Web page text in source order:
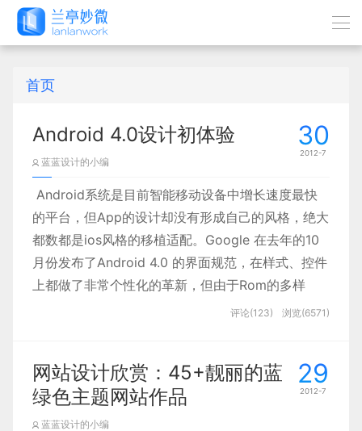
首页
30
2012-7
Android 4.0设计初体验
蓝蓝设计的小编
Android系统是目前智能移动设备中增长速度最快
的平台，但App的设计却没有形成自己的风格，绝大
都数都是ios风格的移植适配。Google 在去年的10
月份发布了Android 4.0 的界面规范，在样式、控件
上都做了非常个性化的革新，但由于Rom的多样
化，设备的不统一，新的4.0设计规范并没有得到广
于博主的性格属于典型的喜新厌旧，所以打算结合手
上的项目做一个吃螃蟹的人…
评论(123) 浏览(6571)
29
2012-7
网站设计欣赏：45+靓丽的蓝
绿色主题网站作品
蓝蓝设计的小编